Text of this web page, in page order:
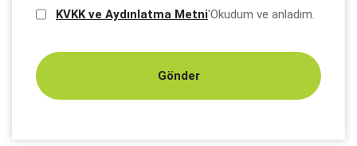
KVKK ve Aydınlatma Metni'Okudum ve anladım.
Gönder